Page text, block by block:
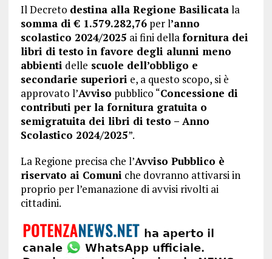
Il Decreto destina alla Regione Basilicatala
somma di € 1.579.282,76per l’anno
scolastico 2024/2025 ai fini dellafornitura dei
libri di testo in favore degli alunni meno
abbienti delle scuole dell’obbligo e
secondarie superiori e, a questo scopo, si è
approvato l’Avviso pubblico “Concessione di
contributi per la fornitura gratuita o
semigratuita dei libri di testo – Anno
Scolastico 2024/2025”.
La Regione precisa che l’Avviso Pubblico è
riservato ai Comuni che dovranno attivarsi in
proprio per l’emanazione di avvisi rivolti ai
cittadini.